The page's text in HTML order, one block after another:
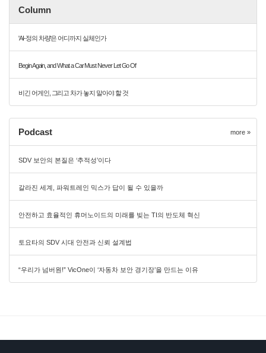
Column
'AI-정의 차량'은 어디까지 실체인가
Begin Again, and What a Car Must Never Let Go Of
비긴 어게인, 그리고 차가 놓지 말아야 할 것
Podcast more »
SDV 보안의 본질은 ‘추적성’이다
갈라진 세계, 파워트레인 믹스가 답이 될 수 있을까
안전하고 효율적인 휴머노이드의 미래를 빚는 TI의 반도체 혁신
토요타의 SDV 시대 안전과 신뢰 설계법
“우리가 넘버원!” VicOne이 ‘자동차 보안 경기장’을 만드는 이유